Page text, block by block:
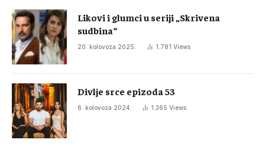
Likovi i glumci u seriji „Skrivena
sudbina“
20. kolovoza 2025. 1.781 Views
Divlje srce epizoda 53
6. kolovoza 2024. 1.365 Views